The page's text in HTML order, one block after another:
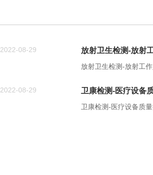
2022-08-29 放射卫生检测-放射
放射卫生检测-放射工
人员的安全提供保障，
担X射线、γ射线个人
2022-08-29 卫康检测-医疗设备
卫康检测-医疗设备质